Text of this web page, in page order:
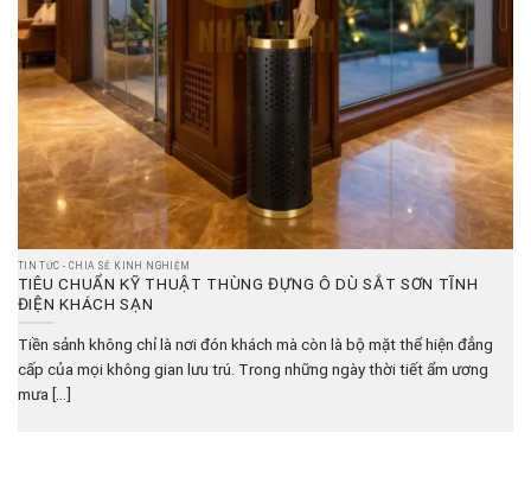
TIN TỨC - CHIA SẺ KINH NGHIỆM
TIÊU CHUẨN KỸ THUẬT THÙNG ĐỰNG Ô DÙ SẮT SƠN TĨNH
ĐIỆN KHÁCH SẠN
Tiền sảnh không chỉ là nơi đón khách mà còn là bộ mặt thể hiện đẳng
cấp của mọi không gian lưu trú. Trong những ngày thời tiết ẩm ương
mưa [...]